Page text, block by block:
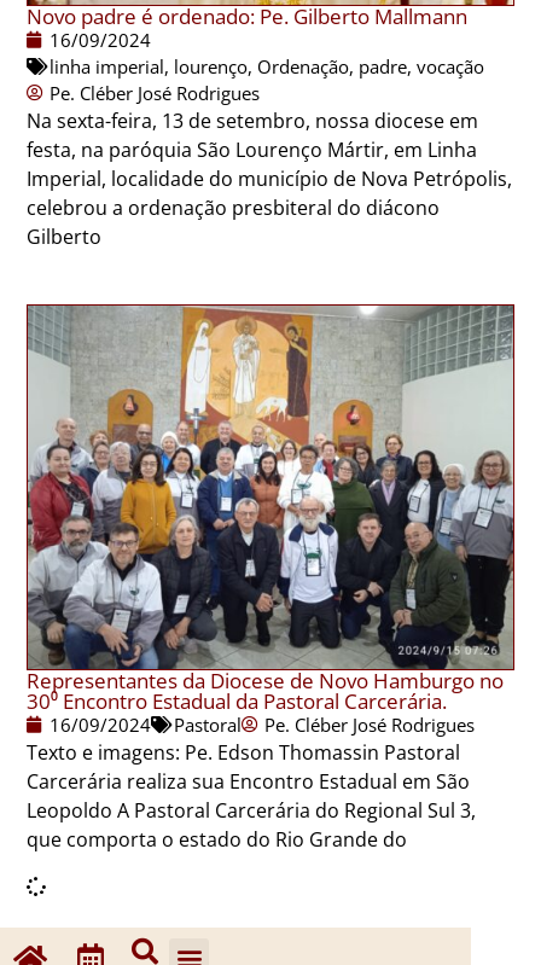
Novo padre é ordenado: Pe. Gilberto Mallmann
16/09/2024
linha imperial, lourenço, Ordenação, padre,vocação
Pe. Cléber José Rodrigues
Na sexta-feira, 13 de setembro, nossa diocese em
festa, na paróquia São Lourenço Mártir, em Linha
Imperial, localidade do município de Nova Petrópolis,
celebrou a ordenação presbiteral do diácono
Gilberto
Representantes da Diocese de Novo Hamburgo no
30⁰ Encontro Estadual da Pastoral Carcerária.
16/09/2024 Pastoral Pe. Cléber José Rodrigues
Texto e imagens: Pe. Edson Thomassin Pastoral
Carcerária realiza sua Encontro Estadual em São
Leopoldo A Pastoral Carcerária do Regional Sul 3,
que comporta o estado do Rio Grande do